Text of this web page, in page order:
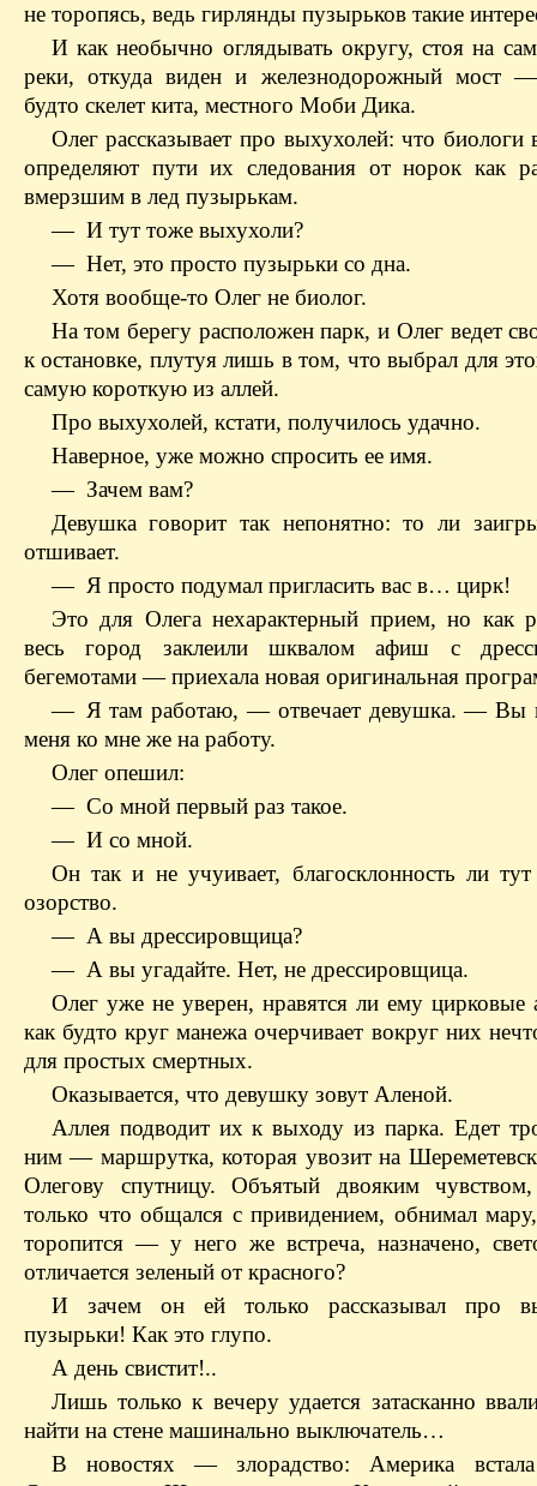
не торопясь, ведь гирлянды пузырьков такие
И как необычно оглядывать округу, стоя на
реки, откуда виден и железнодорожный мост
будто скелет кита, местного Моби Дика.
Олег рассказывает про выхухолей: что биологи
определяют пути их следования от норок как
вмерзшим в лед пузырькам.
— И тут тоже выхухоли?
— Нет, это просто пузырьки со дна.
Хотя вообще-то Олег не биолог.
На том берегу расположен парк, и Олег ведет
к остановке, плутуя лишь в том, что выбрал для
самую короткую из аллей.
Про выхухолей, кстати, получилось удачно.
Наверное, уже можно спросить ее имя.
— Зачем вам?
Девушка говорит так непонятно: то ли
отшивает.
— Я просто подумал пригласить вас в… цирк!
Это для Олега нехарактерный прием, но как
весь город заклеили шквалом афиш с
бегемотами — приехала новая оригинальная
— Я там работаю, — отвечает девушка. — Вы
меня ко мне же на работу.
Олег опешил:
— Со мной первый раз такое.
— И со мной.
Он так и не учуивает, благосклонность ли
озорство.
— А вы дрессировщица?
— А вы угадайте. Нет, не дрессировщица.
Олег уже не уверен, нравятся ли ему
как будто круг манежа очерчивает вокруг них
для простых смертных.
Оказывается, что девушку зовут Аленой.
Аллея подводит их к выходу из парка. Едет
ним — маршрутка, которая увозит на
Олегову спутницу. Объятый двояким
только что общался с привидением, обнимал
торопится — у него же встреча, назначено,
отличается зеленый от красного?
И зачем он ей только рассказывал про
пузырьки! Как это глупо.
А день свистит!..
Лишь только к вечеру удается затасканно
найти на стене машинально выключатель…
В новостях — злорадство: Америка